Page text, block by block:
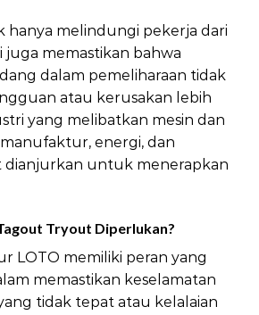
hanya melindungi pekerja dari
juga memastikan bahwa
dalam pemeliharaan tidak
atau kerusakan lebih
yang melibatkan mesin dan
energi, dan
dianjurkan untuk menerapkan
Tryout Diperlukan?
LOTO memiliki peran yang
memastikan keselamatan
tidak tepat atau kelalaian